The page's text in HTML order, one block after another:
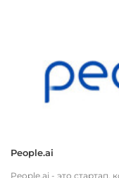
People.ai
People.ai - это стартап,